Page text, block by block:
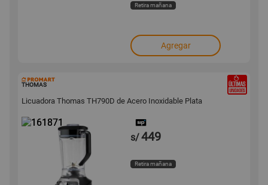
Retira mañana
Agregar
THOMAS
Licuadora Thomas TH790D de Acero Inoxidable Plata
s/449
Retira mañana